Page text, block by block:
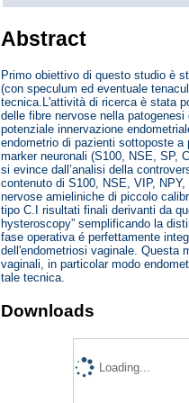
Abstract
Primo obiettivo di questo studio è
(con speculum ed eventuale
tecnica.L'attività di ricerca è stata
delle fibre nervose nella
potenziale innervazione
endometrio di pazienti sottoposte a
marker neuronali (S100, NSE, SP,
si evince dall’analisi della
contenuto di S100, NSE, VIP,
nervose amieliniche di piccolo
tipo C.I risultati finali derivanti da
hysteroscopy” semplificando la
fase operativa é perfettamente
dell'endometriosi vaginale. Questa
vaginali, in particolar modo
tale tecnica.
Downloads
Loading...